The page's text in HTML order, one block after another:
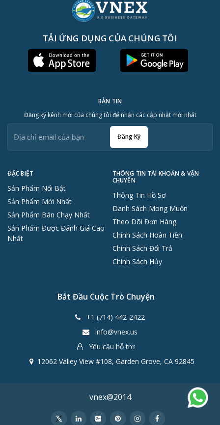
TẢI ỨNG DỤNG CỦA CHÚNG TÔI
ĐẶC BIỆT
Sản Phẩm Nổi Bật
Sản Phẩm Mới Nhất
Sản Phẩm Bán Chạy Nhất
Sản Phẩm Được Đánh Giá Cao
Nhất
THÔNG TIN TÀI KHOẢN & VẬN
CHUYỂN
Thông Tin Hồ Sơ
Danh Sách Mong Muốn
Theo Dõi Đơn Hàng
Chính Sách Hoàn Tiền
Chính Sách Đổi Trả
Chính Sách Hủy
BẢN TIN
Đăng ký kênh mới của chúng tôi để nhận các cập nhật mới nhất
Đăng Ký
Bắt Đầu Cuộc Trò Chuyện
+1 (714) 442-2422
info@vnex.us
Yêu cầu hỗ trợ
12062 Valley View #108, Garden Grove, CA 92845
vnex@2014